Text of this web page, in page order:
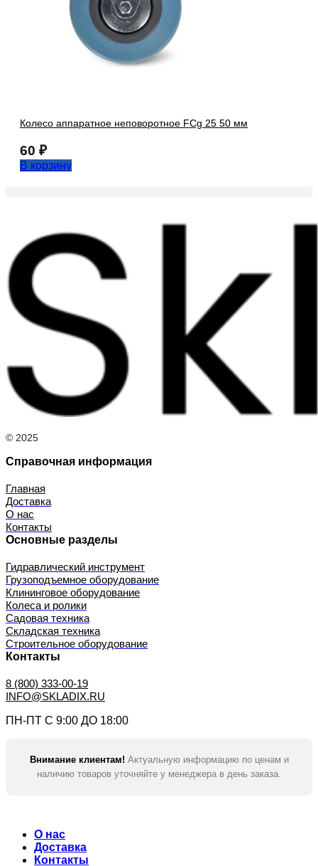
Колесо аппаратное неповоротное FCg 25 50 мм
60 ₽
В корзину
© 2025
Справочная информация
Главная
Доставка
О нас
Контакты
Основные разделы
Гидравлический инструмент
Грузоподъемное оборудование
Клининговое оборудование
Колеса и ролики
Садовая техника
Складская техника
Строительное оборудование
Контакты
8 (800) 333-00-19
INFO@SKLADIX.RU
ПН-ПТ С 9:00 ДО 18:00
Внимание клиентам! Актуальную информацию по ценам и
наличию товаров уточняйте у менеджера в день заказа.
О нас
Доставка
Контакты